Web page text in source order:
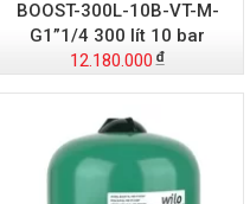
BOOST-300L-10B-VT-M-
G1”1/4 300 lít 10 bar
12.180.000